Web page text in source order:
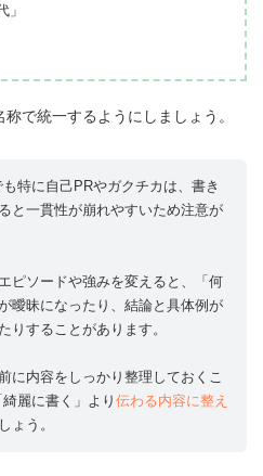
」
で統一するようにしましょう。
特に自己PRやガクチカは、書き
と一貫性が崩れやすいため注意が
ピソードや強みを変えると、「何
曖昧になったり、結論と具体例が
りすることがあります。
に内容をしっかり整理しておくこ
麗に書く」より伝わる内容に整え
ょう。